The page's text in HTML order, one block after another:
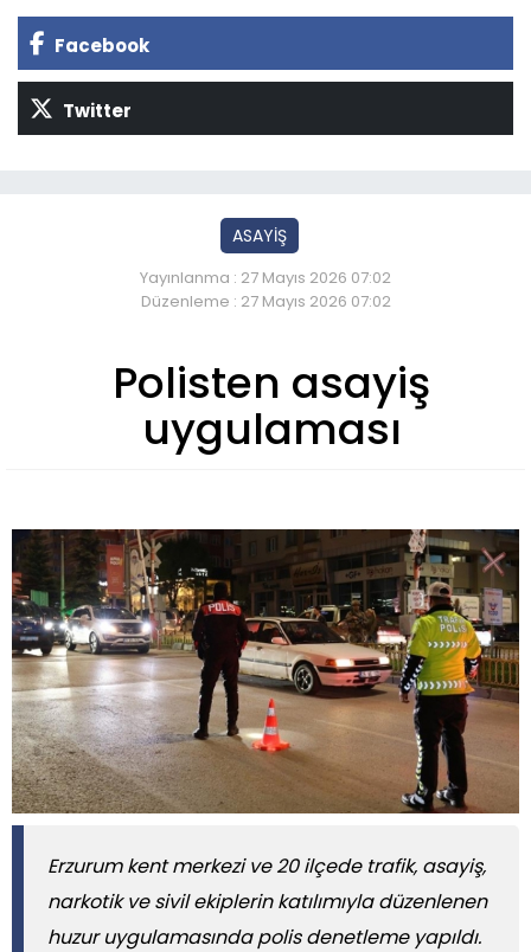
Facebook
Twitter
ASAYİŞ
Yayınlanma : 27 Mayıs 2026 07:02
Düzenleme : 27 Mayıs 2026 07:02
Polisten asayiş
uygulaması
Erzurum kent merkezi ve 20 ilçede trafik, asayiş,
narkotik ve sivil ekiplerin katılımıyla düzenlenen
huzur uygulamasında polis denetleme yapıldı.